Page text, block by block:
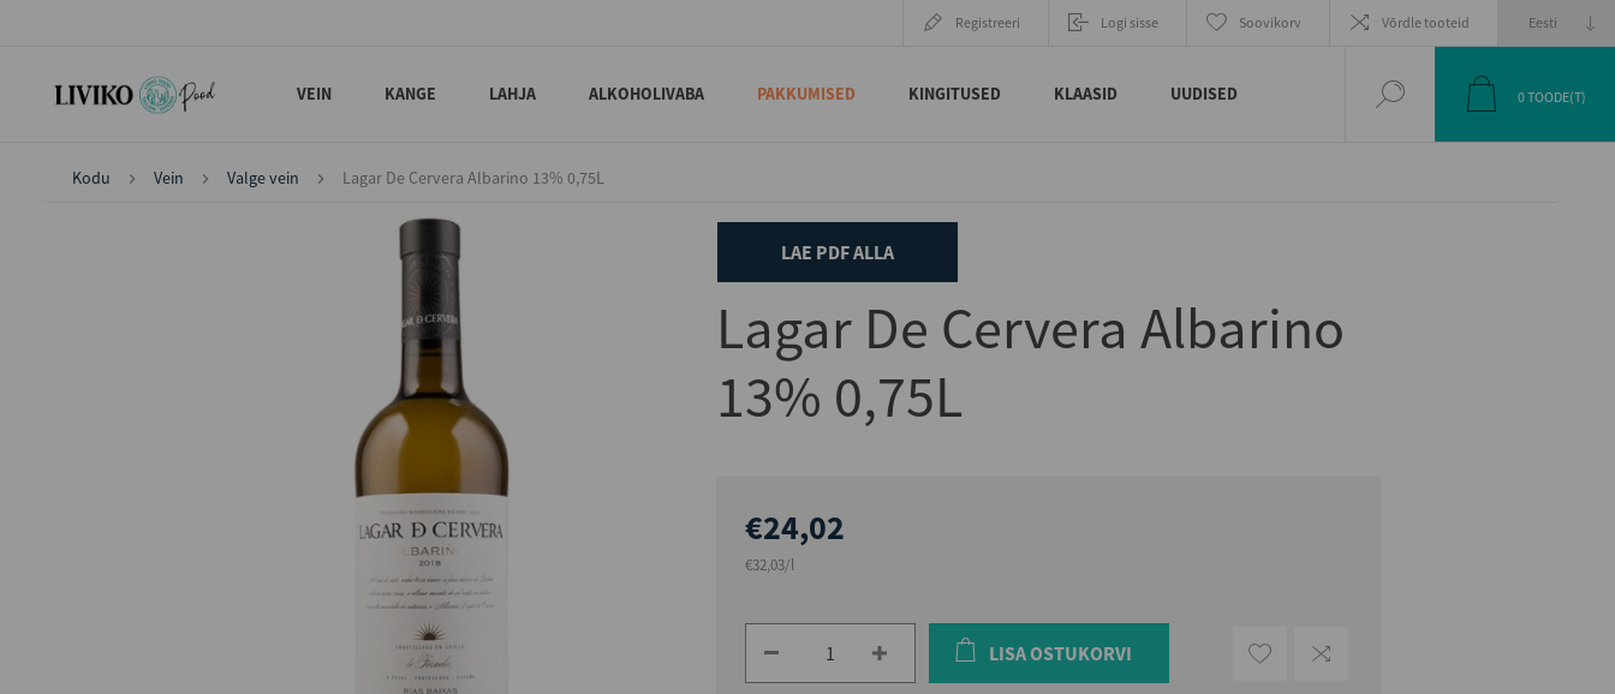
Registreeri Logi sisse Soovikorv Võrdle tooteid
VEIN KANGE LAHJA ALKOHOLIVABA PAKKUMISED KINGITUSED KLAASID UUDISED 0TOODE(T)
Kodu Vein Valge vein Lagar De Cervera Albarino 13% 0,75L
EELMINEJÄRGMINE
LAE PDF ALLA
Lagar De Cervera Albarino
13% 0,75L
€24,02
€32,03/l
LISA OSTUKORVI